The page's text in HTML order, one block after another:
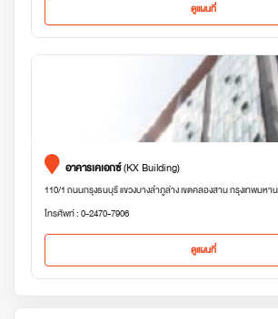
ดูแผนที่
อาคารเคเอกซ์(KX Building)
110/1 ถนนกรุงธนบุรี แขวงบางลำภูล่าง เขตคลองสาน กรุงเทพมหา
โทรศัพท์ : 0-2470-7906
ดูแผนที่